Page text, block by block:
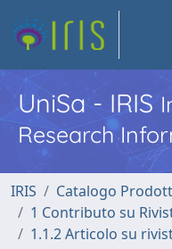
UniSa - IRIS
Research
IRIS
Catalogo
1 Contributo su
1.1.2 Articolo su